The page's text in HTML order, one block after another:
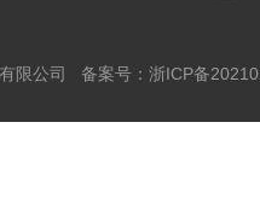
限公司 备案号： 浙ICP备